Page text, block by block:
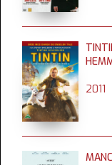
2011